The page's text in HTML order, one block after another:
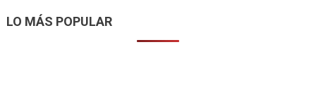
LO MÁS POPULAR